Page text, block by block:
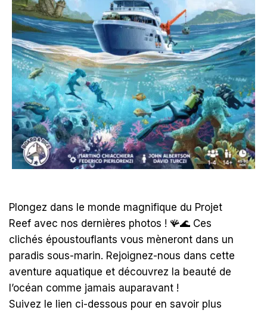
Plongez dans le monde magnifique du Projet
Reef avec nos dernières photos ! 🪸🌊 Ces
clichés époustouflants vous mèneront dans un
paradis sous-marin. Rejoignez-nous dans cette
aventure aquatique et découvrez la beauté de
l’océan comme jamais auparavant !
Suivez le lien ci-dessous pour en savoir plus